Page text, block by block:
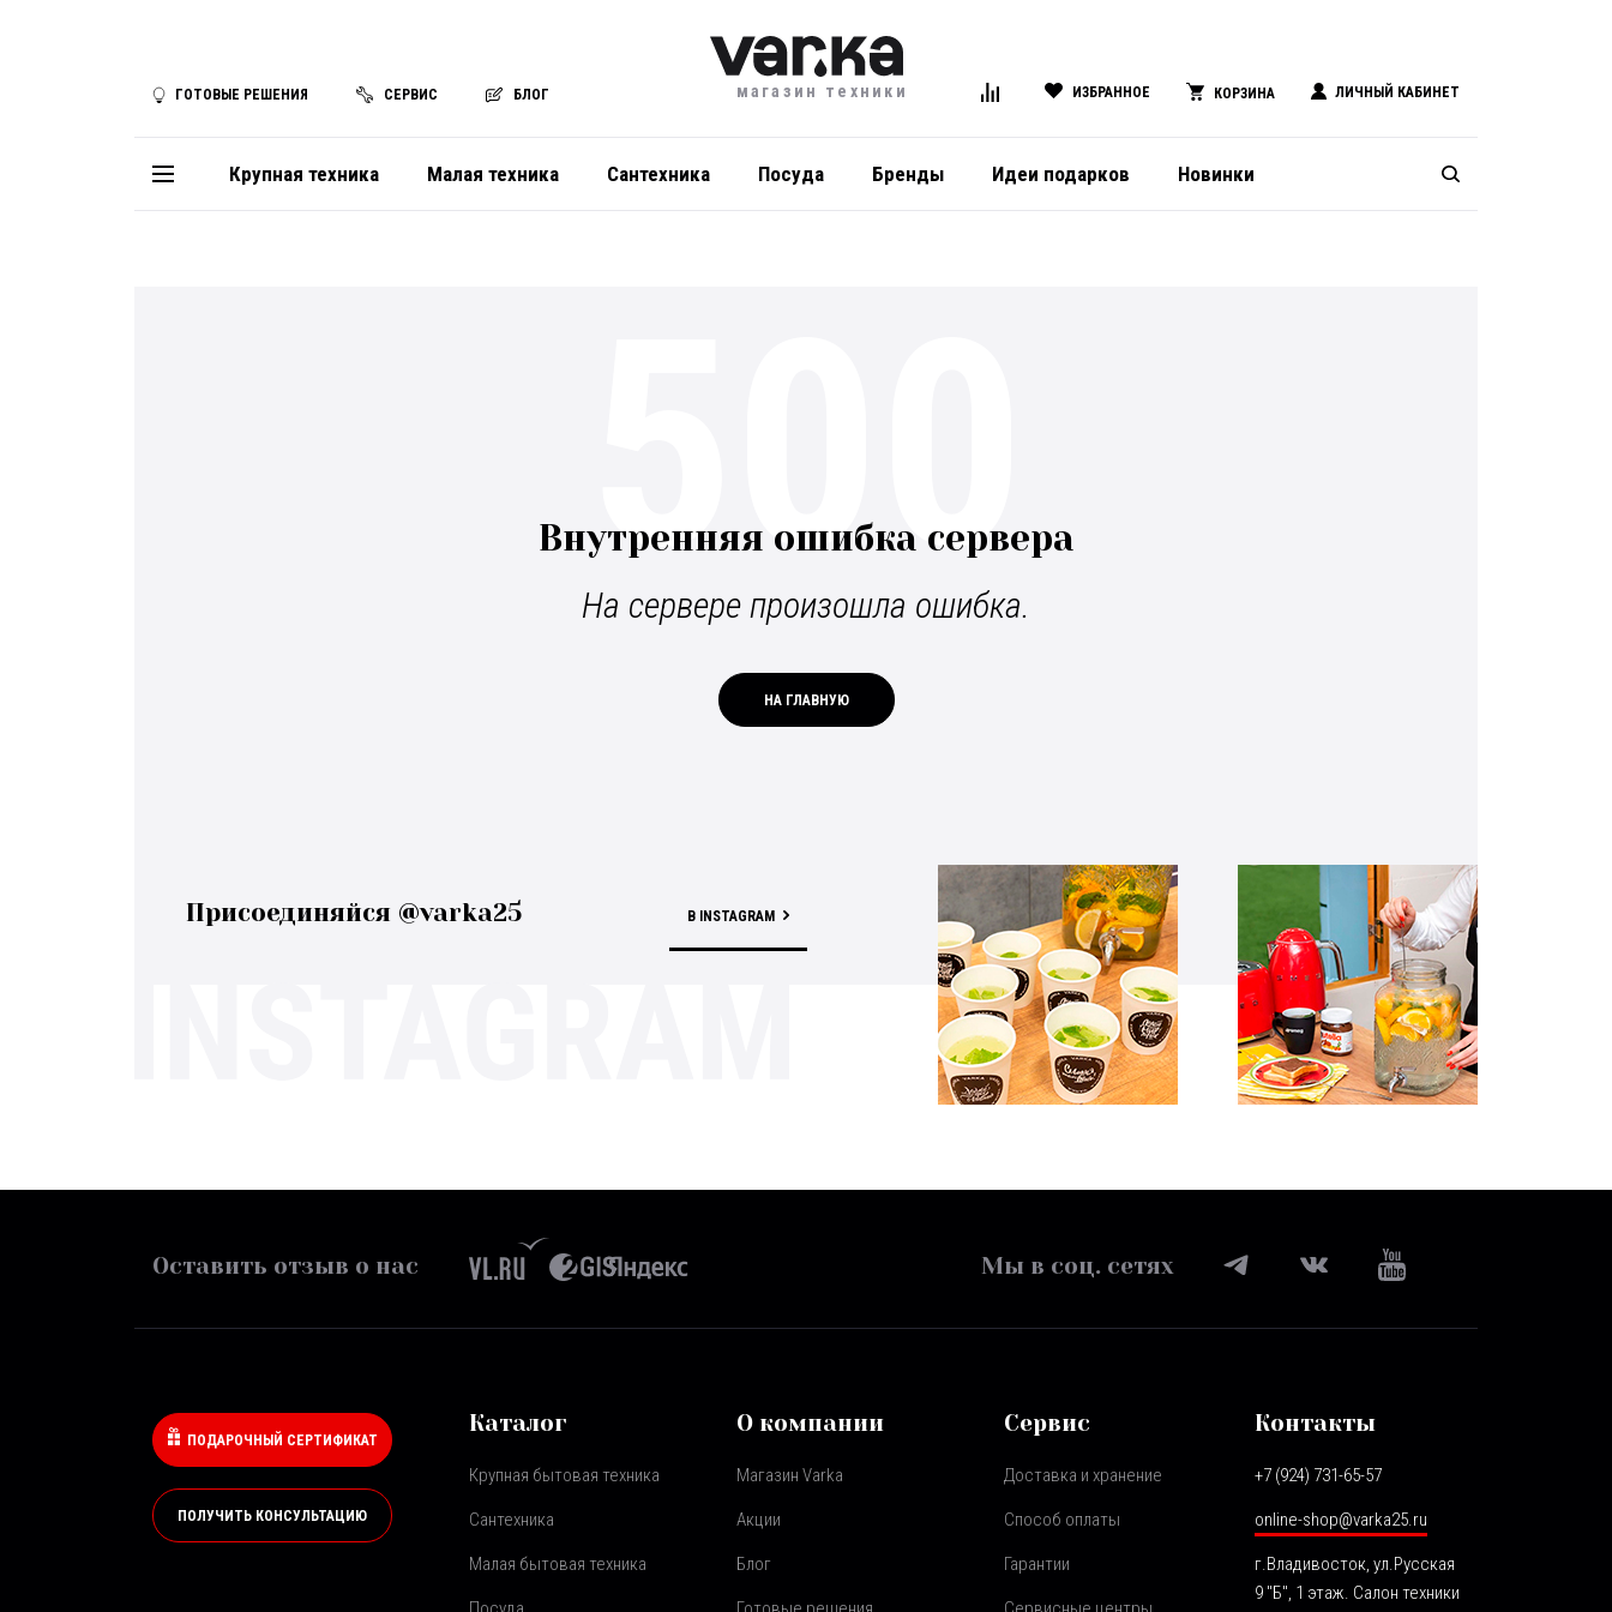
ГОТОВЫЕ РЕШЕНИЯ СЕРВИС БЛОГ магазин техники ИЗБРАННОЕ КОРЗИНА ЛИЧНЫЙ КАБИНЕТ
Крупная техника Малая техника Сантехника Посуда Бренды Идеи подарков Новинки
Внутренняя ошибка сервера
На сервере произошла ошибка.
НА ГЛАВНУЮ
500
Присоединяйся @varka25 В INSTAGRAM
Оставить отзыв о нас Мы в соц. сетях
ПОДАРОЧНЫЙ СЕРТИФИКАТ
ПОЛУЧИТЬ КОНСУЛЬТАЦИЮ
Каталог
Крупная бытовая техника
Сантехника
Малая бытовая техника
О компании
Магазин Varka
Акции
Блог
Сервис
Доставка и хранение
Способ оплаты
Гарантии
Контакты
+7 (924) 731-65-57
online-shop@varka25.ru
г.Владивосток, ул.Русская
9 "Б", 1 этаж. Салон техники